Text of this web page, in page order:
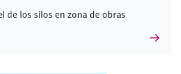
de los silos en zona de obras